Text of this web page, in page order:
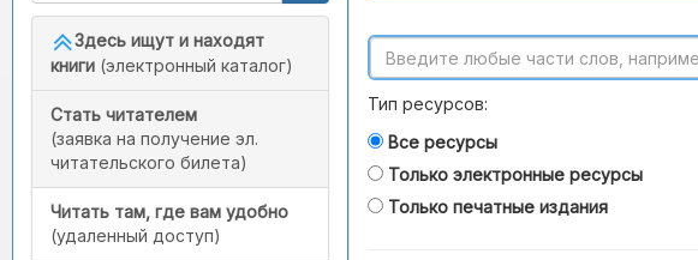
Здесь ищут и находят
книги (электронный каталог)
Стать читателем
(заявка на получение эл.
читательского билета)
Читать там, где вам удобно
(удаленный доступ)
Тип ресурсов:
Все ресурсы
Только электронные ресурсы
Только печатные издания